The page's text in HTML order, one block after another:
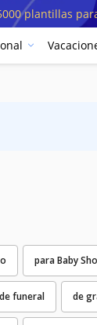
plantillas
para Baby
de funeral de